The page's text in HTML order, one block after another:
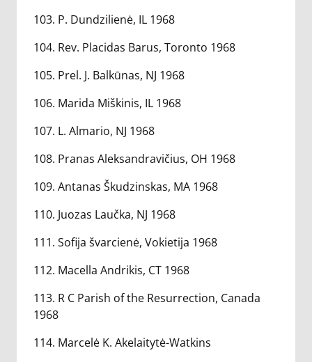
103. P. Dundzilienė, IL 1968
104. Rev. Placidas Barus, Toronto 1968
105. Prel. J. Balkūnas, NJ 1968
106. Marida Miškinis, IL 1968
107. L. Almario, NJ 1968
108. Pranas Aleksandravičius, OH 1968
109. Antanas Škudzinskas, MA 1968
110. Juozas Laučka, NJ 1968
111. Sofija švarcienė, Vokietija 1968
112. Macella Andrikis, CT 1968
113. R C Parish of the Resurrection, Canada
1968
114. Marcelė K. Akelaitytė-Watkins